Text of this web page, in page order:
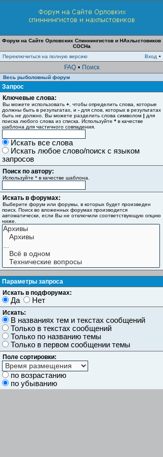
Форум на Сайте Орловских Спиннингистов и НАхлыстовиков
СОСНа
Переключиться на полную версию
Вход •
FAQ • Поиск
Весь рыболовный форум
Запрос
Ключевые слова:
Вы можете использовать + , чтобы определить слова, которые
должны быть в результатах, и - для слов, которых в результатах
быть не должно. Вы можете разделить слова символом | для
поиска любого слова из списка. Используйте * в качестве
шаблона для частичного совпадения.
Искать все слова
Искать любое слово/поиск с языком
запросов
Поиск по автору:
Используйте * в качестве шаблона.
Искать в форумах:
Выберите форум или форумы, в которых будет произведен
поиск. Поиск во вложенных форумах производится
автоматически, если Вы не отключили соответствующую опцию
ниже.
Параметры запроса
Искать в подфорумах:
Да Нет
Искать:
В названиях тем и текстах сообщений
Только в текстах сообщений
Только по названию темы
Только в первом сообщении темы
Поле сортировки:
по возрастанию
по убыванию